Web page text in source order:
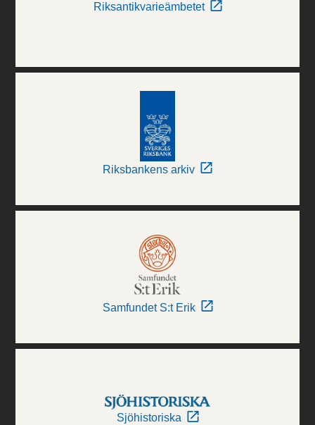
Riksantikvarieämbetet
Riksbankens arkiv
Samfundet S:t Erik
Sjöhistoriska